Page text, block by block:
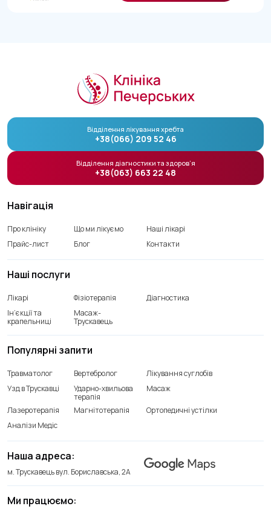
Навігація
Про клініку Що ми лікуємо
Наші лікарі
Прайс-лист
Блог Контакти
Наші послуги
Лікарі Фізіотерапія
Діагностика
Ін’єкції та
крапельниці
Масаж-
Трускавець
Ми працюємо:
Наша адреса:
м. Трускавець вул. Бориславська, 2А
Популярні запити
Травматолог Вертебролог
Лікування суглобів
Узд в Трускавці
Ударно-хвильова
терапія
Масаж
Лазеротерапія Магнітотерапія
Ортопедичні устілки
Аналізи Медіс
Відділення лікування хребта
+38(066) 209 52 46
Відділення діагностики та здоров’я
+38(063) 663 22 48